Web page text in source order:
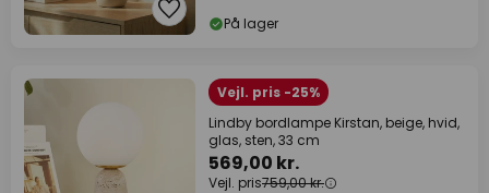
På lager
Vejl. pris -25%
Lindby bordlampe Kirstan, beige, hvid,
glas, sten, 33 cm
569,00 kr.
Vejl. pris759,00 kr.